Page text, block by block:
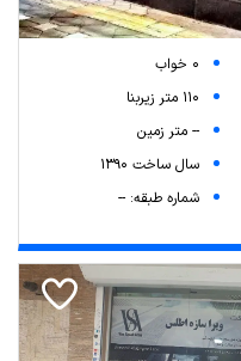
0 خواب
110 متر زیربنا
-- متر زمین
سال ساخت 1390
شماره طبقه: --